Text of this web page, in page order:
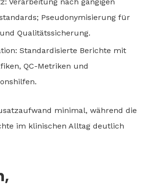
Pseudonymisierung für
Qualitätssicherung.
Standardisierte Berichte mit
QC-Metriken und
minimal, während die
im klinischen Alltag deutlich